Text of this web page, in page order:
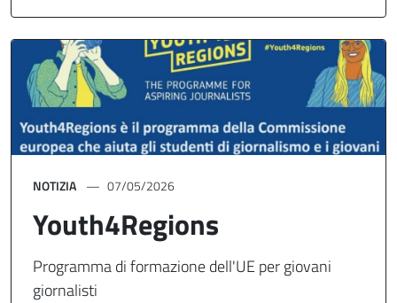
NOTIZIA 07/05/2026
Youth4Regions
Programma di formazione dell'UE per giovani
giornalisti